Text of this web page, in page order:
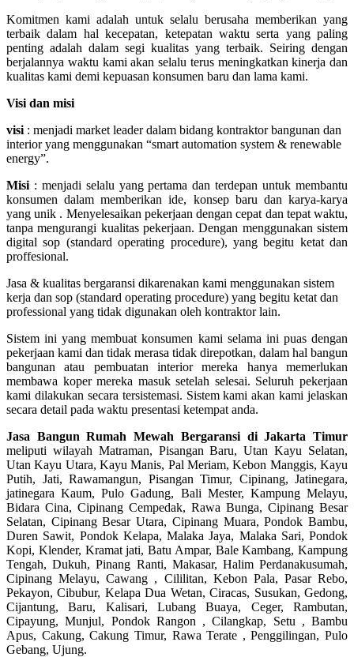
Komitmen kami adalah untuk selalu berusaha memberikan yang
terbaik dalam hal kecepatan, ketepatan waktu serta yang paling
penting adalah dalam segi kualitas yang terbaik. Seiring dengan
berjalannya waktu kami akan selalu terus meningkatkan kinerja dan
kualitas kami demi kepuasan konsumen baru dan lama kami.
Visi dan misi
visi : menjadi market leader dalam bidang kontraktor bangunan dan
interior yang menggunakan “smart automation system & renewable
energy”.
Misi : menjadi selalu yang pertama dan terdepan untuk membantu
konsumen dalam memberikan ide, konsep baru dan karya-karya
yang unik . Menyelesaikan pekerjaan dengan cepat dan tepat waktu,
tanpa mengurangi kualitas pekerjaan. Dengan menggunakan sistem
digital sop (standard operating procedure), yang begitu ketat dan
proffesional.
Jasa & kualitas bergaransi dikarenakan kami menggunakan sistem
kerja dan sop (standard operating procedure) yang begitu ketat dan
professional yang tidak digunakan oleh kontraktor lain.
Sistem ini yang membuat konsumen kami selama ini puas dengan
pekerjaan kami dan tidak merasa tidak direpotkan, dalam hal bangun
bangunan atau pembuatan interior mereka hanya memerlukan
membawa koper mereka masuk setelah selesai. Seluruh pekerjaan
kami dilakukan secara tersistemasi. Sistem kami akan kami jelaskan
secara detail pada waktu presentasi ketempat anda.
Jasa Bangun Rumah Mewah Bergaransi di Jakarta Timur
meliputi wilayah Matraman, Pisangan Baru, Utan Kayu Selatan,
Utan Kayu Utara, Kayu Manis, Pal Meriam, Kebon Manggis, Kayu
Putih, Jati, Rawamangun, Pisangan Timur, Cipinang, Jatinegara,
jatinegara Kaum, Pulo Gadung, Bali Mester, Kampung Melayu,
Bidara Cina, Cipinang Cempedak, Rawa Bunga, Cipinang Besar
Selatan, Cipinang Besar Utara, Cipinang Muara, Pondok Bambu,
Duren Sawit, Pondok Kelapa, Malaka Jaya, Malaka Sari, Pondok
Kopi, Klender, Kramat jati, Batu Ampar, Bale Kambang, Kampung
Tengah, Dukuh, Pinang Ranti, Makasar, Halim Perdanakusumah,
Cipinang Melayu, Cawang , Cililitan, Kebon Pala, Pasar Rebo,
Pekayon, Cibubur, Kelapa Dua Wetan, Ciracas, Susukan, Gedong,
Cijantung, Baru, Kalisari, Lubang Buaya, Ceger, Rambutan,
Cipayung, Munjul, Pondok Rangon , Cilangkap, Setu , Bambu
Apus, Cakung, Cakung Timur, Rawa Terate , Penggilingan, Pulo
Gebang, Ujung.